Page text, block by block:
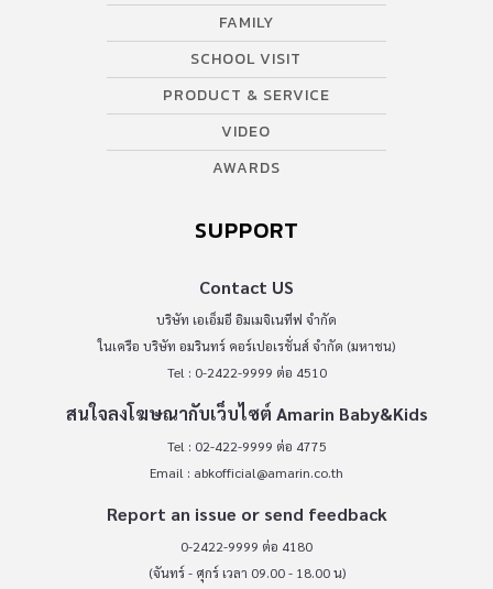
FAMILY
SCHOOL VISIT
PRODUCT & SERVICE
VIDEO
AWARDS
SUPPORT
Contact US
บริษัท เอเอ็มอี อิมเมจิเนทีฟ จำกัด
ในเครือ บริษัท อมรินทร์ คอร์เปอเรชั่นส์ จำกัด (มหาชน)
Tel : 0-2422-9999 ต่อ 4510
สนใจลงโฆษณากับเว็บไซต์ Amarin Baby&Kids
Tel : 02-422-9999 ต่อ 4775
Email : abkofficial@amarin.co.th
Report an issue or send feedback
0-2422-9999 ต่อ 4180
(จันทร์ - ศุกร์ เวลา 09.00 - 18.00 น)